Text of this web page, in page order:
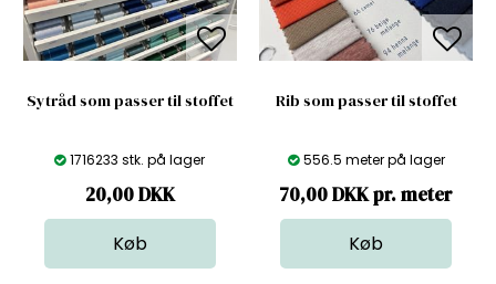
Sytråd som passer til stoffet
1716233 stk. på lager
20,00DKK
Rib som passer til stoffet
556.5 meter på lager
70,00 DKK pr. meter